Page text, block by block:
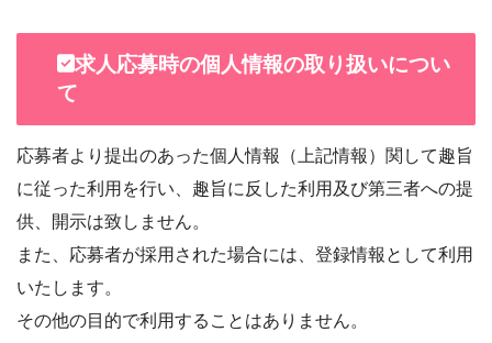
求人応募時の個人情報の取り扱いについ
て
応募者より提出のあった個人情報（上記情報）関して趣旨
に従った利用を行い、趣旨に反した利用及び第三者への提
供、開示は致しません。
また、応募者が採用された場合には、登録情報として利用
いたします。
その他の目的で利用することはありません。